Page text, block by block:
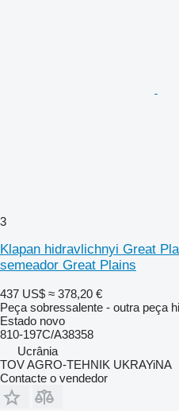
3
Klapan hidravlichnyi Great
semeador Great Plains
437 US$ ≈ 378,20 €
Peça sobressalente - outra peça
Estado novo
810-197C/A38358
Ucrânia
TOV AGRO-TEHNIK UKRAYiNA
Contacte o vendedor